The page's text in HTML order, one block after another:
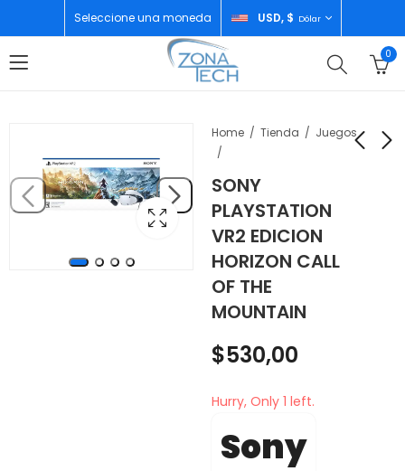
Seleccione una moneda USD, $ Dólar
0
Home Tienda Juegos
SONY
PLAYSTATION
VR2 EDICION
HORIZON CALL
OF THE
MOUNTAIN
4 1TB CALL OF DUTY
$385,00
4 1TB GOD OF WAR
BUNDLE
$380,00
$530,00
Hurry, Only 1 left.
Sony